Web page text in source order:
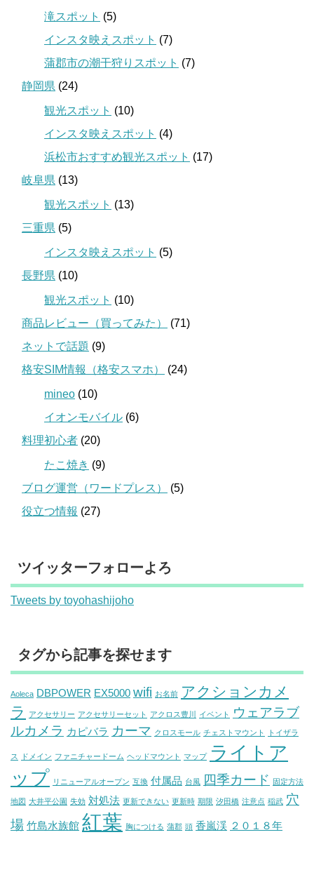
滝スポット (5)
インスタ映えスポット (7)
蒲郡市の潮干狩りスポット (7)
静岡県 (24)
観光スポット (10)
インスタ映えスポット (4)
浜松市おすすめ観光スポット (17)
岐阜県 (13)
観光スポット (13)
三重県 (5)
インスタ映えスポット (5)
長野県 (10)
観光スポット (10)
商品レビュー（買ってみた）
(71)
ネットで話題 (9)
格安SIM情報（格安スマホ）
(24)
mineo (10)
イオンモバイル (6)
料理初心者 (20)
たこ焼き (9)
ブログ運営（ワードプレス）
(5)
役立つ情報 (27)
ツイッターフォローよろ
Tweets by toyohashijoho
タグから記事を探せます
Aoleca DBPOWER EX5000 wifi お名前 アクションカメ
ラ
アクセサリー アクセサリーセット アクロス豊川 イベント
ウェアラブ
ルカメラ カピバラ カーマ クロスモール チェストマウント トイザラ
ス ドメイン ファニチャードーム ヘッドマウント マップ ライトア
ップ リニューアルオープン 互換 付属品 台風 四季カード 固定方法
地図 大井平公園 失効 対処法 更新できない 更新時 期限 汐田橋 注意点 稲武 穴
場 竹島水族館 紅葉 胸につける 蒲郡 頭 香嵐渓 ２０１８年